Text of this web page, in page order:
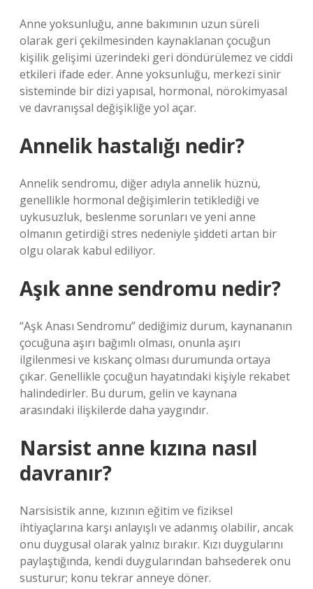
Anne yoksunluğu, anne bakımının uzun süreli
olarak geri çekilmesinden kaynaklanan çocuğun
kişilik gelişimi üzerindeki geri döndürülemez ve ciddi
etkileri ifade eder. Anne yoksunluğu, merkezi sinir
sisteminde bir dizi yapısal, hormonal, nörokimyasal
ve davranışsal değişikliğe yol açar.
Annelik hastalığı nedir?
Annelik sendromu, diğer adıyla annelik hüznü,
genellikle hormonal değişimlerin tetiklediği ve
uykusuzluk, beslenme sorunları ve yeni anne
olmanın getirdiği stres nedeniyle şiddeti artan bir
olgu olarak kabul ediliyor.
Aşık anne sendromu nedir?
“Aşk Anası Sendromu” dediğimiz durum, kaynananın
çocuğuna aşırı bağımlı olması, onunla aşırı
ilgilenmesi ve kıskanç olması durumunda ortaya
çıkar. Genellikle çocuğun hayatındaki kişiyle rekabet
halindedirler. Bu durum, gelin ve kaynana
arasındaki ilişkilerde daha yaygındır.
Narsist anne kızına nasıl
davranır?
Narsisistik anne, kızının eğitim ve fiziksel
ihtiyaçlarına karşı anlayışlı ve adanmış olabilir, ancak
onu duygusal olarak yalnız bırakır. Kızı duygularını
paylaştığında, kendi duygularından bahsederek onu
susturur; konu tekrar anneye döner.